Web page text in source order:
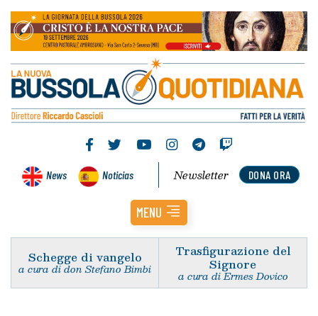
News Noticias DONA ORA
Newsletter
MENU
Schegge di vangelo
a cura di don Stefano Bimbi
Trasfigurazione del
Signore
a cura di Ermes Dovico